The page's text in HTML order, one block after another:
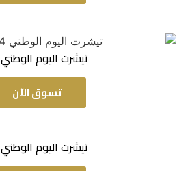
تيشرت اليوم الوطني 94
تسوق الآن
تيشرت اليوم الوطني 94